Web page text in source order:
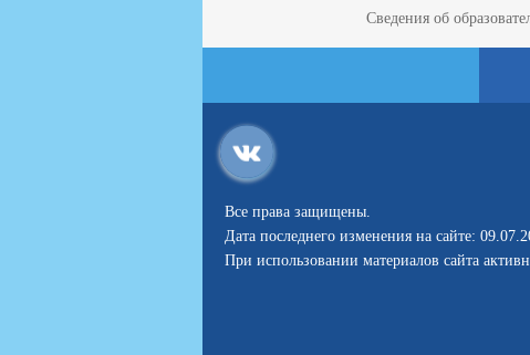
Сведения об
Все права защищены.
Дата последнего изменения на сайте:
При использовании материалов сайта